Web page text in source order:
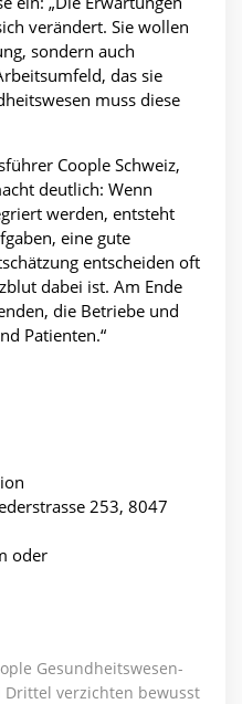
verändert. Sie wollen
sondern auch
das sie
muss diese
Coople Schweiz,
deutlich: Wenn
werden, entsteht
eine gute
entscheiden oft
dabei ist. Am Ende
die Betriebe und
Patienten.“
253, 8047
oder
Gesundheitswesen-
Drittel verzichten bewusst